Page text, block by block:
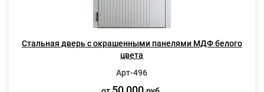
Стальная дверь с окрашенными панелями МДФ белого
цвета
Арт-496